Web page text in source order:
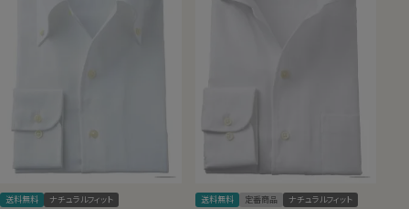
送料無料 ナチュラルフィット 送料無料 定番商品 ナチュラルフィット